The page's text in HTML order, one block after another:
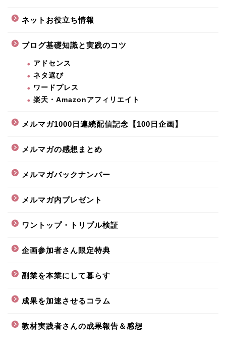
ネットお役立ち情報
ブログ基礎知識と実践のコツ
アドセンス
ネタ選び
ワードプレス
楽天・Amazonアフィリエイト
メルマガ1000日連続配信記念【100日企画】
メルマガの感想まとめ
メルマガバックナンバー
メルマガ内プレゼント
ワントップ・トリプル検証
企画参加者さん限定特典
副業を本業にして暮らす
成果を加速させるコラム
教材実践者さんの成果報告＆感想